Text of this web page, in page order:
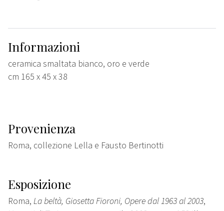
Informazioni
ceramica smaltata bianco, oro e verde
cm 165 x 45 x 38
Provenienza
Roma, collezione Lella e Fausto Bertinotti
Esposizione
Roma, La beltà, Giosetta Fioroni, Opere dal 1963 al 2003,